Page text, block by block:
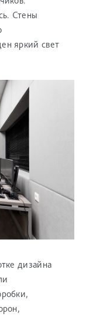
Стены
яркий свет
дизайна